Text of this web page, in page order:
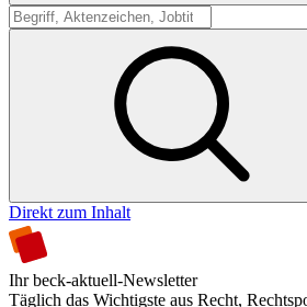
Suche
Direkt zum Inhalt
Ihr beck-aktuell-Newsletter
Täglich das Wichtigste aus Recht,